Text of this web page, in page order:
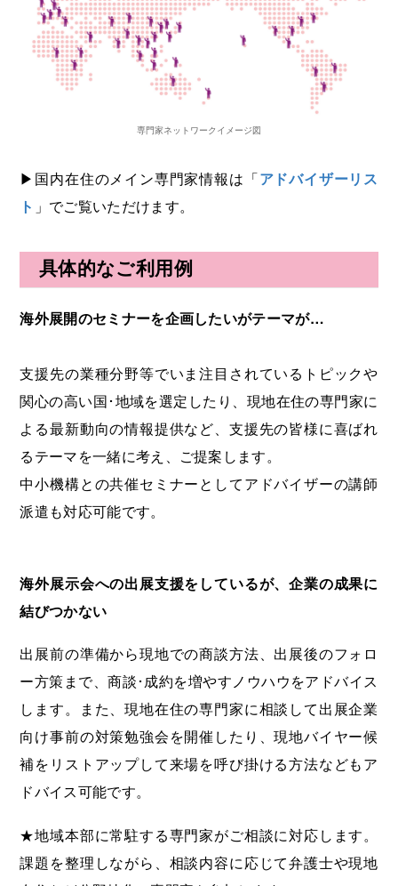
専門家ネットワークイメージ図
▶国内在住のメイン専門家情報は「アドバイザーリス
ト 」でご覧いただけます。
具体的なご利用例
海外展開のセミナーを企画したいがテーマが…
支援先の業種分野等でいま注目されているトピックや
関心の高い国･地域を選定したり、現地在住の専門家に
よる最新動向の情報提供など、支援先の皆様に喜ばれ
るテーマを一緒に考え、ご提案します。
中小機構との共催セミナーとしてアドバイザーの講師
派遣も対応可能です。
海外展示会への出展支援をしているが、企業の成果に
結びつかない
出展前の準備から現地での商談方法、出展後のフォロ
ー方策まで、商談･成約を増やすノウハウをアドバイス
します。また、現地在住の専門家に相談して出展企業
向け事前の対策勉強会を開催したり、現地バイヤー候
補をリストアップして来場を呼び掛ける方法などもア
ドバイス可能です。
★地域本部に常駐する専門家がご相談に対応します。
課題を整理しながら、相談内容に応じて弁護士や現地